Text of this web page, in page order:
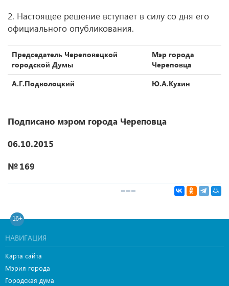
2. Настоящее решение вступает в силу со дня его
официального опубликования.
Председатель Череповецкой
городской Думы
Мэр города
Череповца
А.Г.Подволоцкий
Ю.А.Кузин
Подписано мэром города Череповца
06.10.2015
№ 169
16+
НАВИГАЦИЯ
Карта сайта
Мэрия города
Городская дума